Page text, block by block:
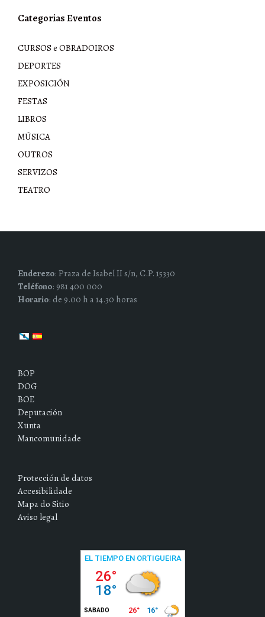
Categorias Eventos
CURSOS e OBRADOIROS
DEPORTES
EXPOSICIÓN
FESTAS
LIBROS
MÚSICA
OUTROS
SERVIZOS
TEATRO
Enderezo: Praza de Isabel II s/n, C.P. 15330
Teléfono: 981 400 000
Horario: de 9.00 h a 14.30 horas
BOP
DOG
BOE
Deputación
Xunta
Mancomunidade
Protección de datos
Accesibilidade
Mapa do Sitio
Aviso legal